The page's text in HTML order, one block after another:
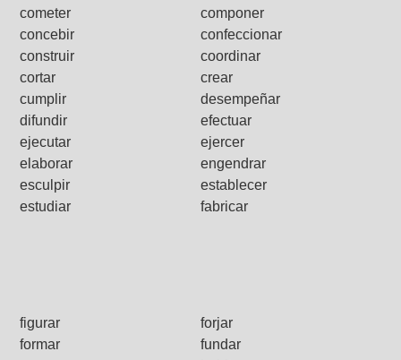
cometer
componer
concebir
confeccionar
construir
coordinar
cortar
crear
cumplir
desempeñar
difundir
efectuar
ejecutar
ejercer
elaborar
engendrar
esculpir
establecer
estudiar
fabricar
figurar
forjar
formar
fundar